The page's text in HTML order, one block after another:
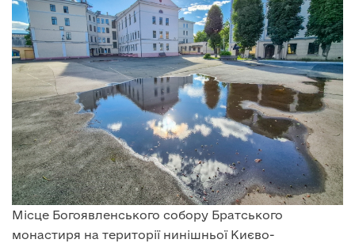
Місце Богоявленського собору Братського
монастиря на території нинішньої Києво-